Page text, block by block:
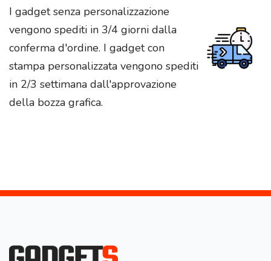
I gadget senza personalizzazione
vengono spediti in 3/4 giorni dalla
conferma d'ordine. I gadget con
stampa personalizzata vengono spediti
in 2/3 settimana dall'approvazione
della bozza grafica.